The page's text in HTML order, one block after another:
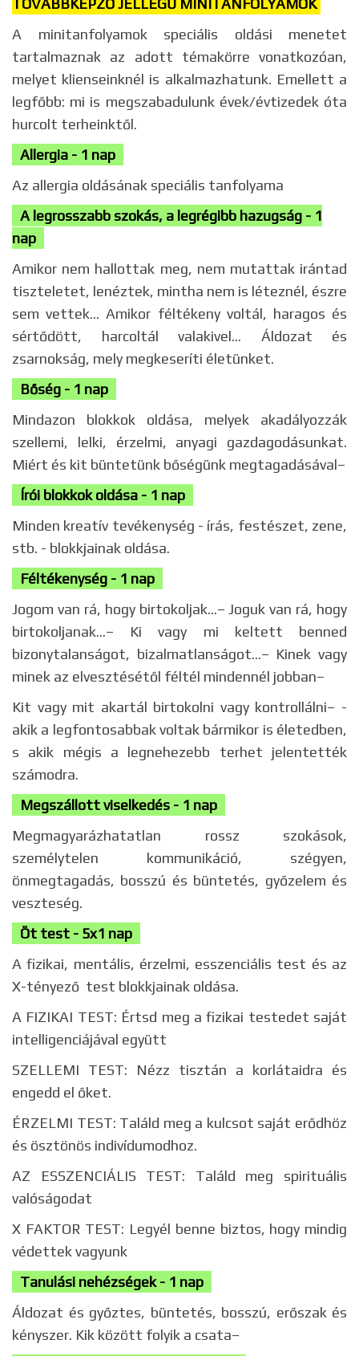
TOVÁBBKÉPZŐ JELLEGŰ MINITANFOLYAMOK
A minitanfolyamok speciális oldási menetet
tartalmaznak az adott témakörre vonatkozóan,
melyet klienseinknél is alkalmazhatunk. Emellett a
legfőbb: mi is megszabadulunk évek/évtizedek óta
hurcolt terheinktől.
Allergia - 1 nap
Az allergia oldásának speciális tanfolyama
A legrosszabb szokás, a legrégibb hazugság - 1
nap
Amikor nem hallottak meg, nem mutattak irántad
tiszteletet, lenéztek, mintha nem is léteznél, észre
sem vettek... Amikor féltékeny voltál, haragos és
sértődött, harcoltál valakivel... Áldozat és
zsarnokság, mely megkeseríti életünket.
Bőség - 1 nap
Mindazon blokkok oldása, melyek akadályozzák
szellemi, lelki, érzelmi, anyagi gazdagodásunkat.
Miért és kit büntetünk bőségünk megtagadásával–
Írói blokkok oldása - 1 nap
Minden kreatív tevékenység - írás, festészet, zene,
stb. - blokkjainak oldása.
Féltékenység - 1 nap
Jogom van rá, hogy birtokoljak...– Joguk van rá, hogy
birtokoljanak...– Ki vagy mi keltett benned
bizonytalanságot, bizalmatlanságot...– Kinek vagy
minek az elvesztésétől féltél mindennél jobban–
Kit vagy mit akartál birtokolni vagy kontrollálni– -
akik a legfontosabbak voltak bármikor is életedben,
s akik mégis a legnehezebb terhet jelentették
számodra.
Megszállott viselkedés - 1 nap
Megmagyarázhatatlan rossz szokások,
személytelen kommunikáció, szégyen,
önmegtagadás, bosszú és büntetés, győzelem és
veszteség.
Öt test - 5x1 nap
A fizikai, mentális, érzelmi, esszenciális test és az
X-tényező test blokkjainak oldása.
A FIZIKAI TEST: Értsd meg a fizikai testedet saját
intelligenciájával együtt
SZELLEMI TEST: Nézz tisztán a korlátaidra és
engedd el őket.
ÉRZELMI TEST: Találd meg a kulcsot saját erődhöz
és ösztönös indivídumodhoz.
AZ ESSZENCIÁLIS TEST: Találd meg spirituális
valóságodat
X FAKTOR TEST: Legyél benne biztos, hogy mindig
védettek vagyunk
Tanulási nehézségek - 1 nap
Áldozat és győztes, büntetés, bosszú, erőszak és
kényszer. Kik között folyik a csata–